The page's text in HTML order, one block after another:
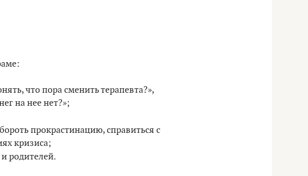
что пора сменить терапевта?»,
на нее нет?»;
прокрастинацию, справиться с
кризиса;
родителей.